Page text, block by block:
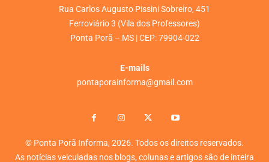
Rua Carlos Augusto Pissini Sobreiro, 451
Ferroviário 3 (Vila dos Professores)
Ponta Porã – MS | CEP: 79904-022
E-mails
pontaporainforma@gmail.com
© Ponta Porã Informa, 2026. Todos os direitos reservados.
As notícias veiculadas nos blogs, colunas e artigos são de inteira